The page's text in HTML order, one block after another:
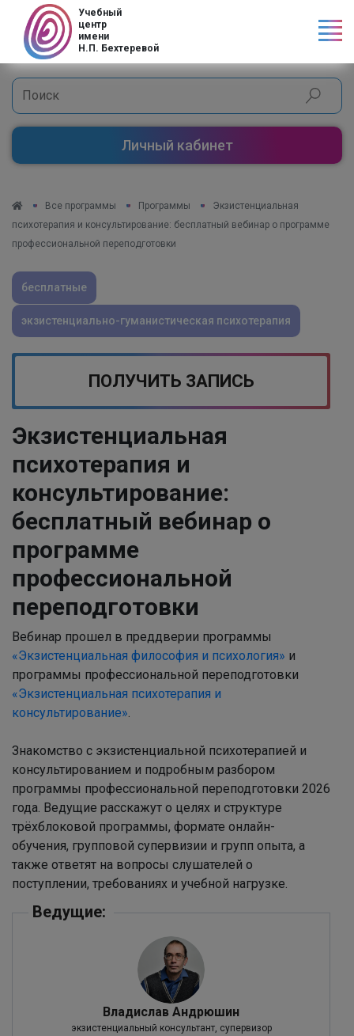
Учебный
центр
имени
Н.П. Бехтеревой
Личный кабинет
Все программы Программы
Экзистенциальная
психотерапия и консультирование: бесплатный вебинар о программе
профессиональной переподготовки
бесплатные
экзистенциально-гуманистическая психотерапия
ПОЛУЧИТЬ ЗАПИСЬ
Экзистенциальная
психотерапия и
консультирование:
бесплатный вебинар о
программе
профессиональной
переподготовки
Вебинар прошел в преддверии программы
«Экзистенциальная философия и психология» и
программы профессиональной переподготовки
«Экзистенциальная психотерапия и
консультирование»
Знакомство с экзистенциальной психотерапией и
консультированием и подробным разбором
программы профессиональной переподготовки 2026
года. Ведущие расскажут о целях и структуре
трёхблоковой программы, формате онлайн-
обучения, групповой супервизии и групп опыта, а
также ответят на вопросы слушателей о
поступлении, требованиях и учебной нагрузке.
Ведущие:
Владислав Андрюшин
экзистенциальный консультант, супервизор
Код страны